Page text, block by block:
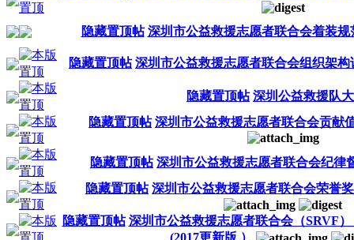
隐藏置顶帖 深圳市公益救援志愿者联合会着装规
隐藏置顶帖 深圳市公益救援志愿者联合会组织架构
隐藏置顶帖 深圳公益救援队
隐藏置顶帖 深圳市公益救援志愿者联合会贡献
隐藏置顶帖 深圳市公益救援志愿者联合会纪律
隐藏置顶帖 深圳市公益救援志愿者联合会荣誉
隐藏置顶帖 深圳市公益救援志愿者联合会（SRVF
(2017更新版 ）